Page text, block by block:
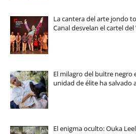
La cantera del arte jondo
Canal desvelan el cartel
El milagro del buitre negro
unidad de élite ha salvado
El enigma oculto: Ouka